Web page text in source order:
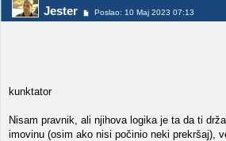
Jester Poslao: 10 Maj 2023 07:13
kunktator
Nisam pravnik, ali njihova logika je ta da ti
imovinu (osim ako nisi počinio neki prekršaj),